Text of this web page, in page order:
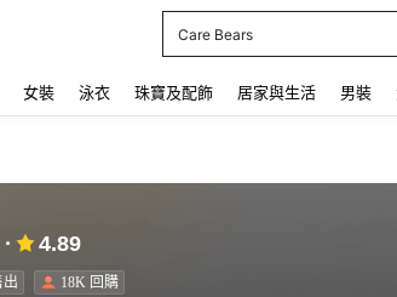
Care Bears
女裝 泳衣 珠寶及配飾 居家與生活 男裝
4.89
出 18K 回購